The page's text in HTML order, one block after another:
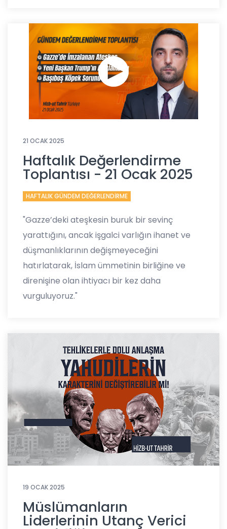
21 OCAK 2025
Haftalık Değerlendirme
Toplantısı - 21 Ocak 2025
HAFTALIK GÜNDEM DEĞERLENDİRME
"Gazze’deki ateşkesin buruk bir sevinç
yarattığını, ancak işgalci varlığın ihanet ve
düşmanlıklarının değişmeyeceğini
hatırlatarak, İslam ümmetinin birliğine ve
direnişine olan ihtiyacı bir kez daha
vurguluyoruz."
19 OCAK 2025
Müslümanların
Liderlerinin Utanç Verici